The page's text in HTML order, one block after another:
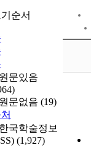
순서
원문있음
원문없음 (19)
한국학술정보
(1,927)